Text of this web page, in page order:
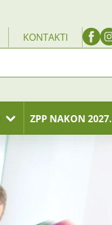
KONTAKTI
ZPP NAKON 2027.